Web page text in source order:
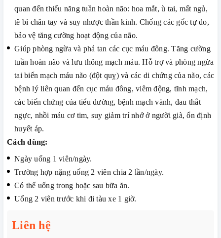
quan đến thiểu năng tuần hoàn não: hoa mắt, ù tai, mất ngủ,
tê bì chân tay và suy nhược thần kinh. Chống các gốc tự do,
bảo vệ tăng cường hoạt động của não.
Giúp phòng ngừa và phá tan các cục máu đông. Tăng cường
tuần hoàn não và lưu thông mạch máu. Hỗ trợ và phòng ngừa
tai biến mạch máu não (đột quỵ) và các di chứng của não, các
bệnh lý liên quan đến cục máu đông, viêm động, tĩnh mạch,
các biến chứng của tiểu đường, bệnh mạch vành, đau thắt
ngực, nhồi máu cơ tim, suy giảm trí nhớ ở người già, ổn định
huyết áp.
Cách dùng:
Ngày uống 1 viên/ngày.
Trường hợp nặng uống 2 viên chia 2 lần/ngày.
Có thể uống trong hoặc sau bữa ăn.
Uống 2 viên trước khi đi tàu xe 1 giờ.
Liên hệ